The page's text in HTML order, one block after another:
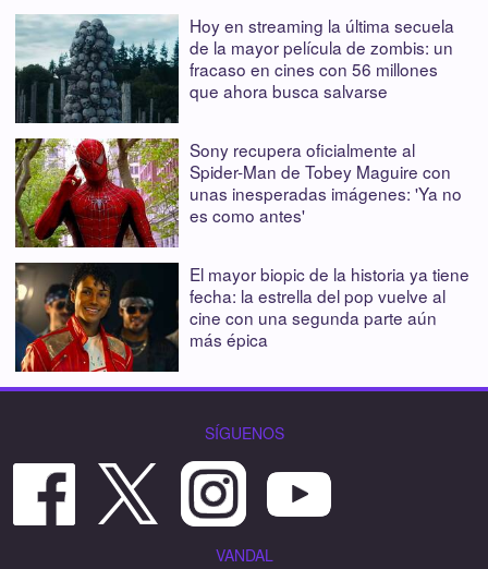
Hoy en streaming la última secuela
de la mayor película de zombis: un
fracaso en cines con 56 millones
que ahora busca salvarse
Sony recupera oficialmente al
Spider-Man de Tobey Maguire con
unas inesperadas imágenes: 'Ya no
es como antes'
El mayor biopic de la historia ya tiene
fecha: la estrella del pop vuelve al
cine con una segunda parte aún
más épica
SÍGUENOS
VANDAL